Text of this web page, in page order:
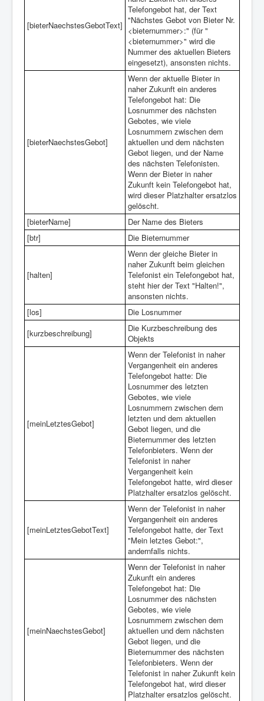
[bieterNaechstesGebotText]
Telefongebot hat, der Text
"Nächstes Gebot von Bieter Nr.
<bieternummer>:" (für "
<bieternummer>" wird die
Nummer des aktuellen Bieters
eingesetzt), ansonsten nichts.
[bieterNaechstesGebot]
Wenn der aktuelle Bieter in
naher Zukunft ein anderes
Telefongebot hat: Die
Losnummer des nächsten
Gebotes, wie viele
Losnummern zwischen dem
aktuellen und dem nächsten
Gebot liegen, und der Name
des nächsten Telefonisten.
Wenn der Bieter in naher
Zukunft kein Telefongebot hat,
wird dieser Platzhalter ersatzlos
gelöscht.
[bieterName]
Der Name des Bieters
[btr]
Die Bieternummer
[halten]
Wenn der gleiche Bieter in
naher Zukunft beim gleichen
Telefonist ein Telefongebot hat,
steht hier der Text "Halten!",
ansonsten nichts.
[los]
Die Losnummer
[kurzbeschreibung]
Die Kurzbeschreibung des
Objekts
[meinLetztesGebot]
Wenn der Telefonist in naher
Vergangenheit ein anderes
Telefongebot hatte: Die
Losnummer des letzten
Gebotes, wie viele
Losnummern zwischen dem
letzten und dem aktuellen
Gebot liegen, und die
Bieternummer des letzten
Telefonbieters. Wenn der
Telefonist in naher
Vergangenheit kein
Telefongebot hatte, wird dieser
Platzhalter ersatzlos gelöscht.
[meinLetztesGebotText]
Wenn der Telefonist in naher
Vergangenheit ein anderes
Telefongebot hatte, der Text
"Mein letztes Gebot:",
andernfalls nichts.
[meinNaechstesGebot]
Wenn der Telefonist in naher
Zukunft ein anderes
Telefongebot hat: Die
Losnummer des nächsten
Gebotes, wie viele
Losnummern zwischen dem
aktuellen und dem nächsten
Gebot liegen, und die
Bieternummer des nächsten
Telefonbieters. Wenn der
Telefonist in naher Zukunft kein
Telefongebot hat, wird dieser
Platzhalter ersatzlos gelöscht.